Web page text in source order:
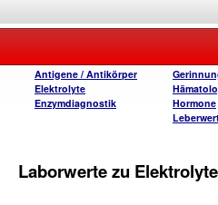
Antigene / Antikörper
Elektrolyte
Enzymdiagnostik
Hormone
Laborwerte zu